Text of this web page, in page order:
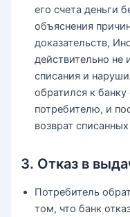
его счета деньги
объяснения
доказательств,
действительно не
списания и
обратился к
потребителю, и
возврат
3. Отказ в
Потребитель
том, что банк